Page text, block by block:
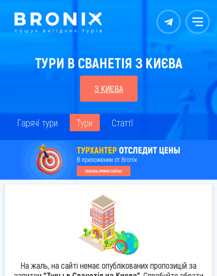
Контакты Меню
ТУРИ В СВАНЕТІЯ З КИЄВА
З КИЄВА
Гарячі тури Тури Статті
На жаль, на сайті немає опублікованих пропозицій за